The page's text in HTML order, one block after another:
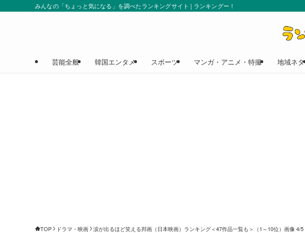
みんなの「ちょっと気になる」を調べたランキングサイト | ランキングー！
芸能全般 韓国エンタメ スポーツ マンガ・アニメ・特撮 地域ネタ
TOP ドラマ・映画 涙が出るほど笑える邦画（日本映画）ランキング＜47作品一覧も＞（1～10位）画像 4/5